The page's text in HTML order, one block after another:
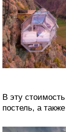
В эту
постель, а